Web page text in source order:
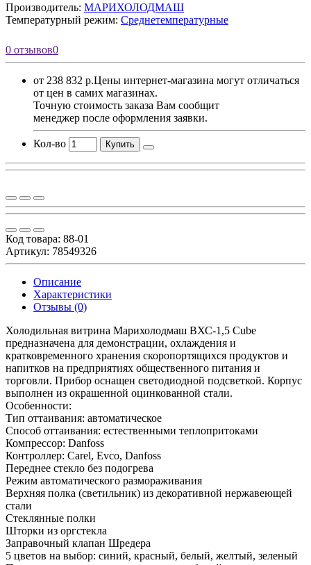
Производитель: МАРИХОЛОДМАШ
Температурный режим: Среднетемпературные
0 отзывов0
от 238 832 р.Цены интернет-магазина могут отличаться
от цен в самих магазинах.
Точную стоимость заказа Вам сообщит
менеджер после оформления заявки.
Кол-во Купить
Код товара: 88-01
Артикул: 78549326
Описание
Характеристики
Отзывы (0)
Холодильная витрина Марихолодмаш ВХС-1,5 Cube
предназначена для демонстрации, охлаждения и
кратковременного хранения скоропортящихся продуктов и
напитков на предприятиях общественного питания и
торговли. Прибор оснащен светодиодной подсветкой. Корпус
выполнен из окрашенной оцинкованной стали.
​Особенности:
Тип оттаивания: автоматическое
Способ оттаивания: естественными теплопритоками
Компрессор: Danfoss
Контроллер: Carel, Evco, Danfoss
Переднее стекло без подогрева
Режим автоматического размораживания
Верхняя полка (светильник) из декоративной нержавеющей
стали
Стеклянные полки
Шторки из оргстекла
Заправочный клапан Шредера
5 цветов на выбор: синий, красный, белый, желтый, зеленый